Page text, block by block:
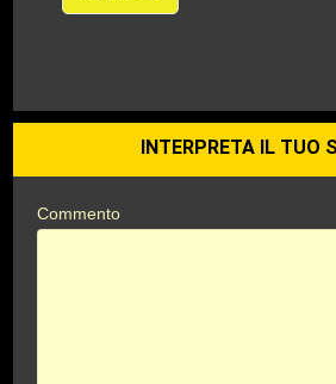
INTERPRETA IL TUO
Commento